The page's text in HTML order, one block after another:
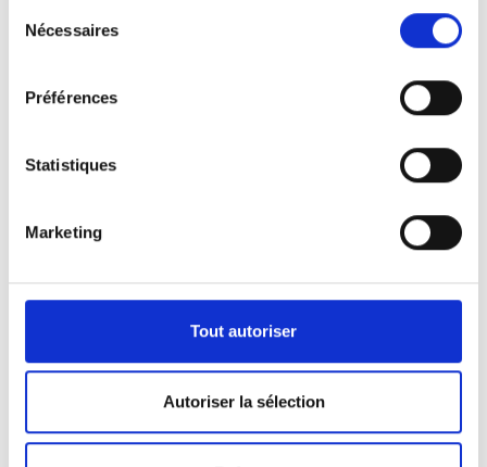
Nécessaires
Préférences
Statistiques
Marketing
Tout autoriser
Autoriser la sélection
Pour répondre aux demandes de notre clientèle,
véhicules.
Que ça soit pour l’activité de pompes funèbres ou